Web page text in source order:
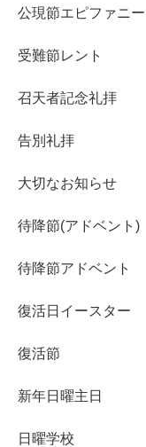
公現節エピファニー
受難節レント
召天者記念礼拝
告別礼拝
大切なお知らせ
待降節(アドベント)
待降節アドベント
復活日イースター
復活節
新年日曜主日
日曜学校